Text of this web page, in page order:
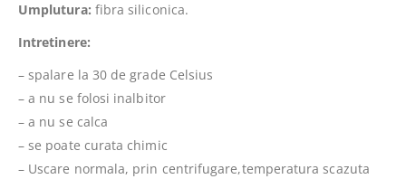
Umplutura: fibra siliconica.
Intretinere:
– spalare la 30 de grade Celsius
– a nu se folosi inalbitor
– a nu se calca
– se poate curata chimic
– Uscare normala, prin centrifugare,temperatura scazuta